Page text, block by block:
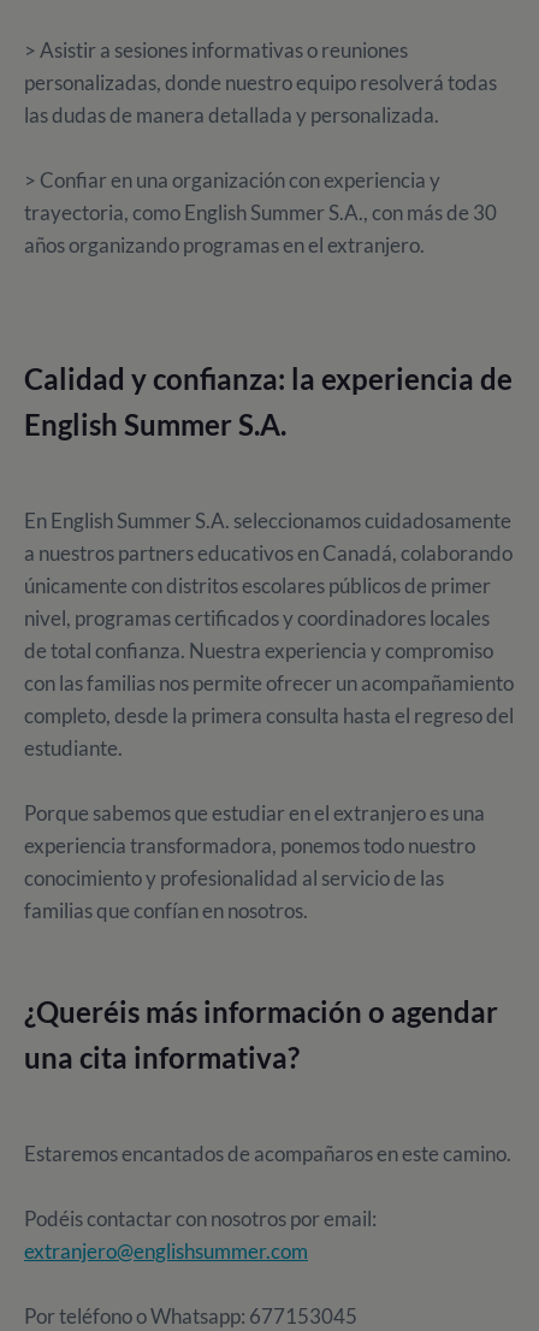
> Asistir a sesiones informativas o reuniones
personalizadas, donde nuestro equipo resolverá todas
las dudas de manera detallada y personalizada.
> Confiar en una organización con experiencia y
trayectoria, como English Summer S.A., con más de 30
años organizando programas en el extranjero.
Calidad y confianza: la experiencia de
English Summer S.A.
En English Summer S.A. seleccionamos cuidadosamente
a nuestros partners educativos en Canadá, colaborando
únicamente con distritos escolares públicos de primer
nivel, programas certificados y coordinadores locales
de total confianza. Nuestra experiencia y compromiso
con las familias nos permite ofrecer un acompañamiento
completo, desde la primera consulta hasta el regreso del
estudiante.
Porque sabemos que estudiar en el extranjero es una
experiencia transformadora, ponemos todo nuestro
conocimiento y profesionalidad al servicio de las
familias que confían en nosotros.
¿Queréis más información o agendar
una cita informativa?
Estaremos encantados de acompañaros en este camino.
Podéis contactar con nosotros por email:
extranjero@englishsummer.com
Por teléfono o Whatsapp: 677153045